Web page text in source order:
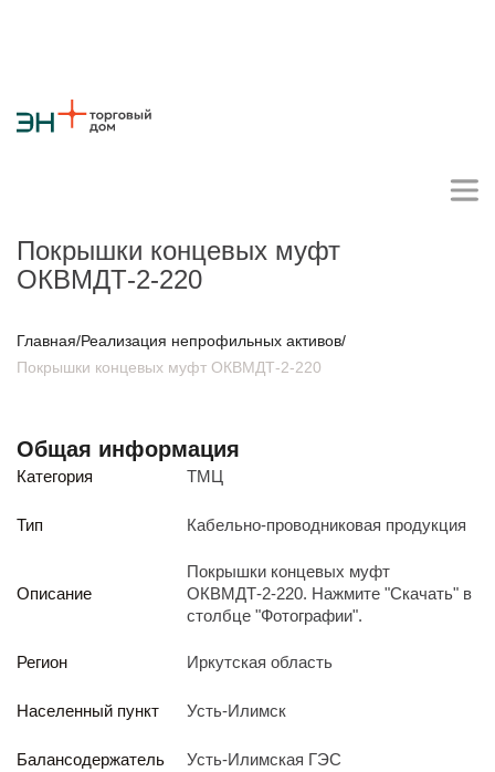
Личный кабинет поставщика
Закупки товаров
Закупки работ и услуг
Следите за нами
ул. Рабочая, 22
Покрышки концевых муфт
ОКВМДТ-2-220
Главная/Реализация непрофильных активов/
Покрышки концевых муфт ОКВМДТ-2-220
Общая информация
Категория ТМЦ
Тип Кабельно-проводниковая продукция
Описание
Покрышки концевых муфт
ОКВМДТ-2-220. Нажмите "Скачать" в
столбце "Фотографии".
Регион Иркутская область
Населенный пункт Усть-Илимск
Балансодержатель Усть-Илимская ГЭС